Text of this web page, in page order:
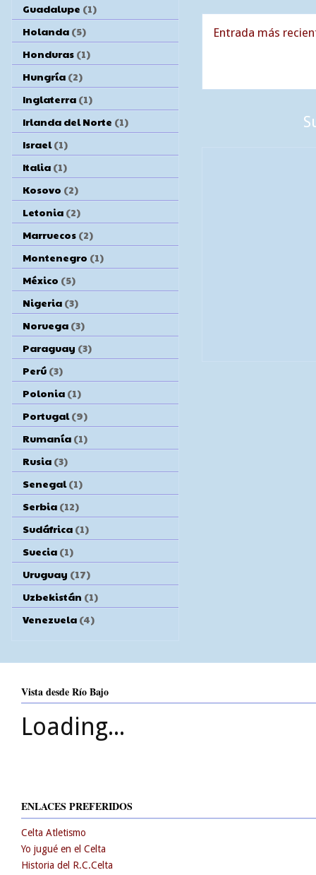
Entrada más
Guadalupe (1)
Holanda (5)
Honduras (1)
Hungría (2)
Inglaterra (1)
Irlanda del Norte (1)
Israel (1)
Italia (1)
Kosovo (2)
Letonia (2)
Marruecos (2)
Montenegro (1)
México (5)
Nigeria (3)
Noruega (3)
Paraguay (3)
Perú (3)
Polonia (1)
Portugal (9)
Rumanía (1)
Rusia (3)
Senegal (1)
Serbia (12)
Sudáfrica (1)
Suecia (1)
Uruguay (17)
Uzbekistán (1)
Venezuela (4)
Vista desde Río Bajo
Loading...
ENLACES PREFERIDOS
Celta Atletismo
Yo jugué en el Celta
Historia del R.C.Celta